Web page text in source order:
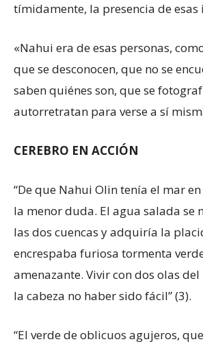
tímidamente, la presencia de esas
«Nahui era de esas personas,
que se desconocen, que no se
saben quiénes son, que se
autorretratan para verse a sí
CEREBRO EN ACCIÓN
“De que Nahui Olin tenía el mar
la menor duda. El agua salada se
las dos cuencas y adquiría la
encrespaba furiosa tormenta
amenazante. Vivir con dos olas
la cabeza no haber sido fácil” (3).
“El verde de oblicuos agujeros,